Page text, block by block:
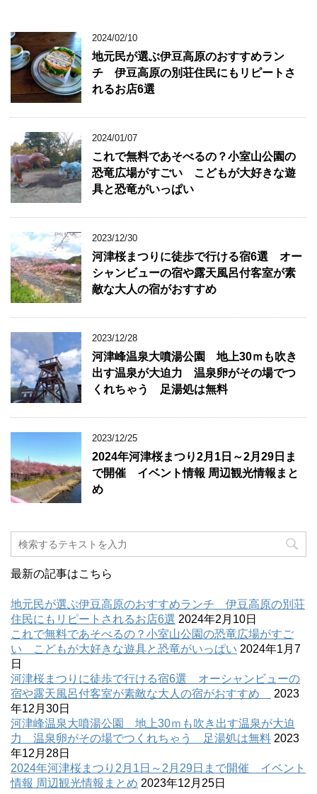
2024/02/10
地元民が選ぶ伊豆高原のおすすめラン
チ 伊豆高原の別荘住民にもリピートさ
れるお店6選
2024/01/07
これで無料であそべるの？小室山公園の
恐竜広場がすごい こどもが大好きな遊
具と恐竜がいっぱい
2023/12/30
河津桜まつりに徒歩で行ける宿6選 オー
シャンビューの宿や露天風呂付客室が素
敵な大人の宿がおすすめ
2023/12/28
河津峰温泉大噴湯公園 地上30ｍも吹き
出す温泉が大迫力 温泉卵がその場でつ
くれちゃう 足湯処は無料
2023/12/25
2024年河津桜まつり2月1日～2月29日ま
で開催 イベント情報 周辺観光情報まと
め
最新の記事はこちら
地元民が選ぶ伊豆高原のおすすめランチ 伊豆高原の別荘
住民にもリピートされるお店6選 2024年2月10日
これで無料であそべるの？小室山公園の恐竜広場がすご
い こどもが大好きな遊具と恐竜がいっぱい 2024年1月7
日
河津桜まつりに徒歩で行ける宿6選 オーシャンビューの
宿や露天風呂付客室が素敵な大人の宿がおすすめ
2023
年12月30日
河津峰温泉大噴湯公園 地上30ｍも吹き出す温泉が大迫
力 温泉卵がその場でつくれちゃう 足湯処は無料 2023
年12月28日
2024年河津桜まつり2月1日～2月29日まで開催 イベント
情報 周辺観光情報まとめ 2023年12月25日